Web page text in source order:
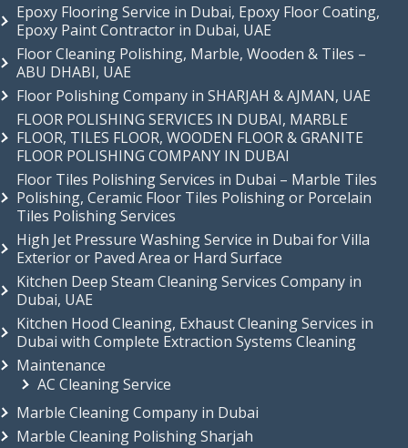
Epoxy Flooring Service in Dubai, Epoxy Floor Coating,
Epoxy Paint Contractor in Dubai, UAE
Floor Cleaning Polishing, Marble, Wooden & Tiles –
ABU DHABI, UAE
Floor Polishing Company in SHARJAH & AJMAN, UAE
FLOOR POLISHING SERVICES IN DUBAI, MARBLE
FLOOR, TILES FLOOR, WOODEN FLOOR & GRANITE
FLOOR POLISHING COMPANY IN DUBAI
Floor Tiles Polishing Services in Dubai – Marble Tiles
Polishing, Ceramic Floor Tiles Polishing or Porcelain
Tiles Polishing Services
High Jet Pressure Washing Service in Dubai for Villa
Exterior or Paved Area or Hard Surface
Kitchen Deep Steam Cleaning Services Company in
Dubai, UAE
Kitchen Hood Cleaning, Exhaust Cleaning Services in
Dubai with Complete Extraction Systems Cleaning
Maintenance
AC Cleaning Service
Marble Cleaning Company in Dubai
Marble Cleaning Polishing Sharjah